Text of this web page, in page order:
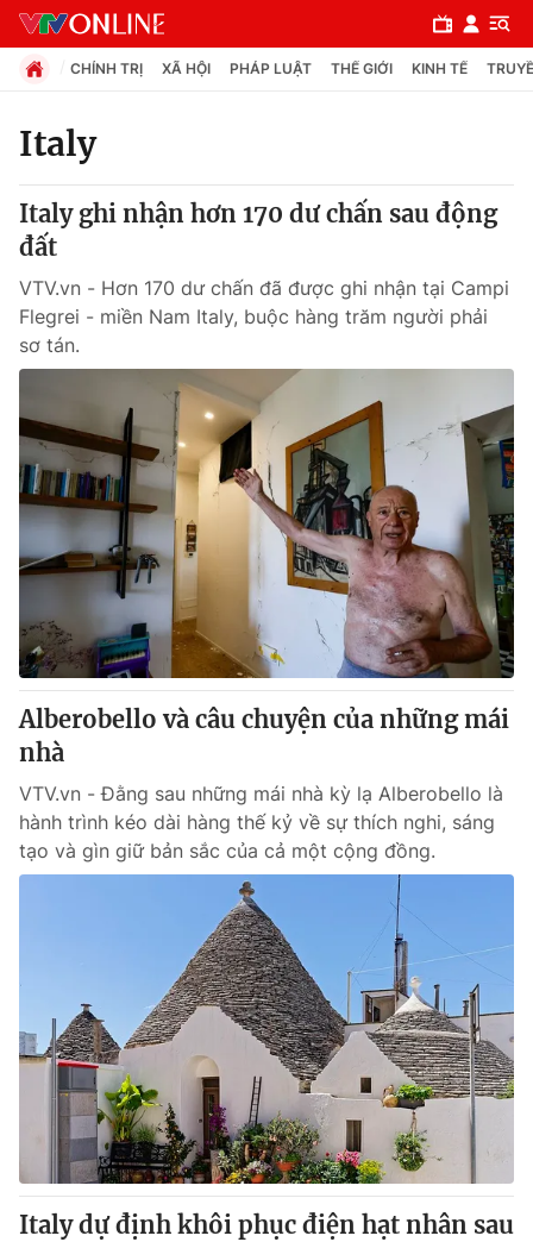
Chuyên mục
Chính trị
Xã hội
Pháp luật
Y tế
Thế giới
Tin tức
Câu chuyện quốc tế
Kinh tế
Tài chính
Thị trường
Góc doanh nghiệp
Dữ liệu và đời sống
Truyền hình
Hậu trường
Nhân vật
Giải trí
Điện ảnh
Đời sống
Chất lượng cuộc sống
Học trực tuyến
Công nghệ
Hitech Công nghệ tương lai
Sản phẩm
Thị trường
Tư vấn
Giao lưu trực tuyến
Lịch phát sóng
Chuyên mục khác
CHÍNH TRỊ XÃ HỘI PHÁP LUẬT THẾ GIỚI KINH TẾ
Italy
Italy ghi nhận hơn 170 dư chấn sau động
đất
VTV.vn - Hơn 170 dư chấn đã được ghi nhận tại Campi
Flegrei - miền Nam Italy, buộc hàng trăm người phải
sơ tán.
Alberobello và câu chuyện của những mái
nhà
VTV.vn - Đằng sau những mái nhà kỳ lạ Alberobello là
hành trình kéo dài hàng thế kỷ về sự thích nghi, sáng
tạo và gìn giữ bản sắc của cả một cộng đồng.
Italy dự định khôi phục điện hạt nhân sau